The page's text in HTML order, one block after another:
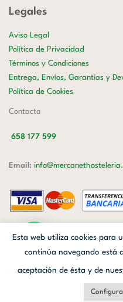
Legales
Aviso Legal
Política de Privacidad
Términos y Condiciones
Entrega, Envíos, Garantías y
Política de Cookies
Contacto
658 177 599
Email:
Mercanet © 2026.| Diseñado
Facebook
Esta web utiliza cookies para
continúa navegando está
aceptación de ésta y de